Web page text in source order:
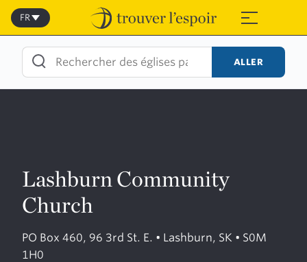
Skip
content
≡
FR
ALLER
Lashburn Community
Church
PO Box 460, 96 3rd St. E. • Lashburn, SK • S0M
1H0